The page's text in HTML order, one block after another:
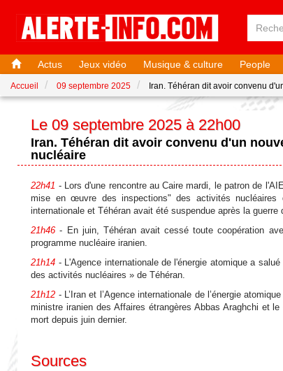
Actus Jeux vidéo Musique & culture People
Accueil 09 septembre 2025 Iran. Téhéran dit avoir convenu
Le 09 septembre 2025 à 22h00
Iran. Téhéran dit avoir convenu d'un
nucléaire
22h41 - Lors d'une rencontre au Caire mardi, le patron de
mise en œuvre des inspections" des activités nucléaires
internationale et Téhéran avait été suspendue après la
21h46 - En juin, Téhéran avait cessé toute coopération
programme nucléaire iranien.
21h14 - L'Agence internationale de l'énergie atomique a
des activités nucléaires » de Téhéran.
21h12 - L’Iran et l’Agence internationale de l’énergie
ministre iranien des Affaires étrangères Abbas Araghchi et
mort depuis juin dernier.
Sources